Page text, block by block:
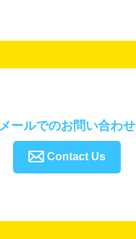
メールでのお問い合わせ
 Contact Us